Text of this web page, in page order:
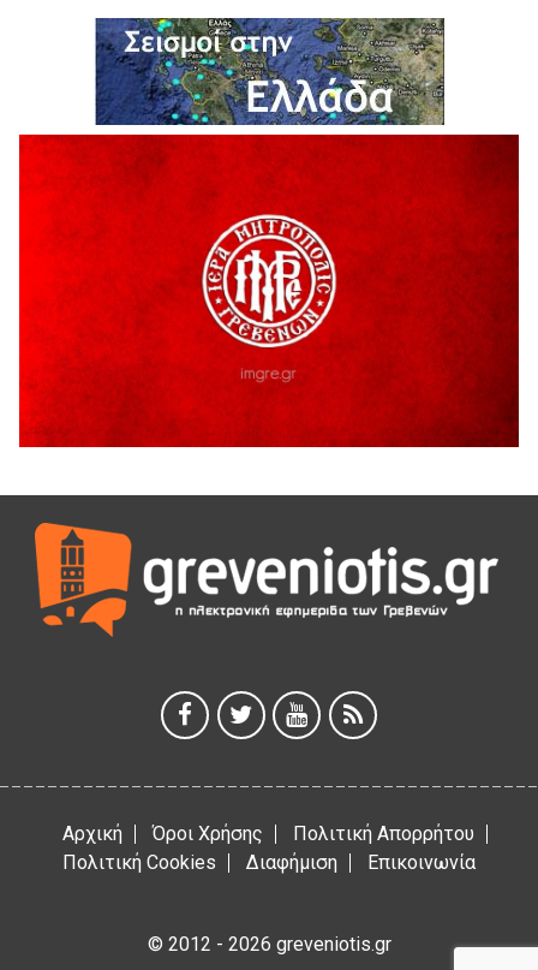
6 Αυγούστου 2026
Ολοκληρώνεται η ασφαλτόστρωση της οδού Περιβόλι –
6 Αυγούστου 2026
H παραδοχή λαθών είναι (και) δύναμη
5 Αυγούστου 2026
Ο ΑΝΔΡΕΑΣ ΑΣΛΑΝΙΔΗΣ ΣΥΝΕΧΙΖΕΙ ΣΤΟΝ ΠΡΩΤΕΑ
ΓΡΕΒΕΝΩΝ
5 Αυγούστου 2026
Ευχαριστήριο Εκπολιτιστικού Συλλόγου Ταξιάρχη προς κ.
Παρασχάκη Αθανάσιο
5 Αυγούστου 2026
Διακοπή υδροδότησης του Α΄ κλάδου ύδρευσης
5 Αυγούστου 2026
Θερινό Σινεμά στο πλαίσιο του «Πολιτιστικού
Καλοκαιριού 2026» με την βραβευμένη ταινία «Μικρές
Ανάσες».
5 Αυγούστου 2026
5 Αυγούστου 2026
Αρχική Όροι Χρήσης
Πολιτική Απορρήτου
Πολιτική Cookies
Διαφήμιση Επικοινωνία
© 2012 - 2026 greveniotis.gr